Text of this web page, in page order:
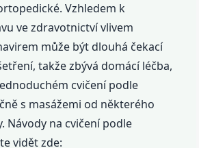
Vzhledem k
ve zdravotnictví vlivem
může být dlouhá čekací
takže zbývá domácí léčba,
cvičení podle
s masážemi od některého
Návody na cvičení podle
vidět zde: